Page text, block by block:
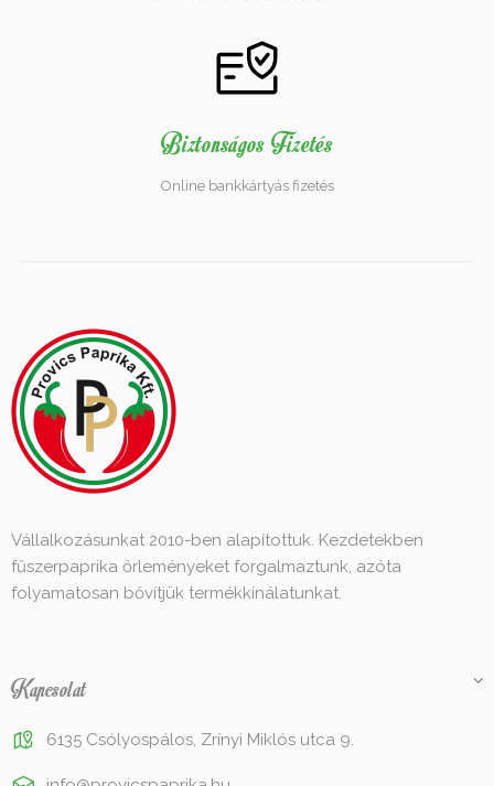
Biztonságos Fizetés
Online bankkártyás fizetés
Vállalkozásunkat 2010-ben alapítottuk. Kezdetekben
fűszerpaprika őrleményeket forgalmaztunk, azóta
folyamatosan bővítjük termékkínálatunkat.
Kapcsolat
6135 Csólyospálos, Zrínyi Miklós utca 9.